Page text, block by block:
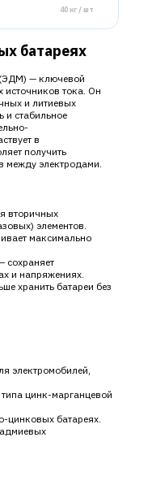
40 кг / шт
батареях
(ЭДМ) — ключевой
источников тока. Он
и литиевых
и стабильное
в
получить
между электродами.
вторичных
элементов.
максимально
сохраняет
и напряжениях.
хранить батареи без
электромобилей,
цинк-марганцевой
цинковых батареях.